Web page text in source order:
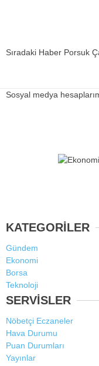
Sıradaki Haber Porsuk
Sosyal medya
KATEGORİLER
Gündem
Ekonomi
Borsa
Teknoloji
SERVİSLER
Nöbetçi Eczaneler
Hava Durumu
Puan Durumları
Yayınlar